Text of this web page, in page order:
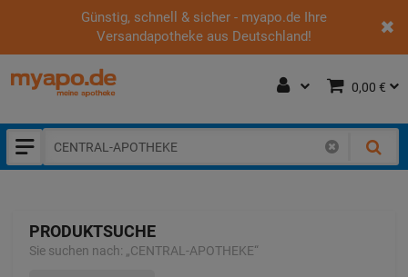
Günstig, schnell & sicher - myapo.de Ihre
Versandapotheke aus Deutschland!
0,00 €
PRODUKTSUCHE
Sie suchen nach: „CENTRAL-APOTHEKE“